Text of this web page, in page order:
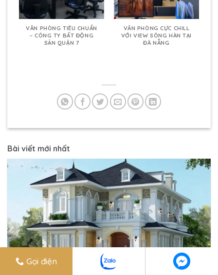
VĂN PHÒNG TIÊU CHUẨN
– CÔNG TY BẤT ĐỘNG
SẢN QUẬN 7
VĂN PHÒNG CỰC CHILL
VỚI VIEW SÔNG HÀN TẠI
ĐÀ NẴNG
Bài viết mới nhất
Gọi điện